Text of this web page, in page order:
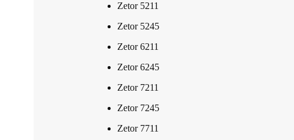
Zetor 5211
Zetor 5245
Zetor 6211
Zetor 6245
Zetor 7211
Zetor 7245
Zetor 7711